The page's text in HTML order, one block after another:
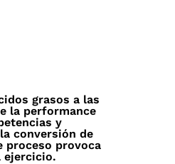
grasos a las
la performance
y
conversión de
proceso provoca
ejercicio.